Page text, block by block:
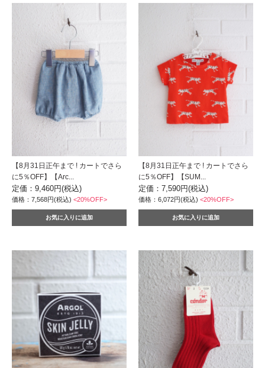
【8月31日正午まで ! カートでさら
に5％OFF】【Arc...
定価：9,460円(税込)
価格：7,568円(税込) <20%OFF>
【8月31日正午まで ! カートでさら
に5％OFF】【SUM...
定価：7,590円(税込)
価格：6,072円(税込)<20%OFF>